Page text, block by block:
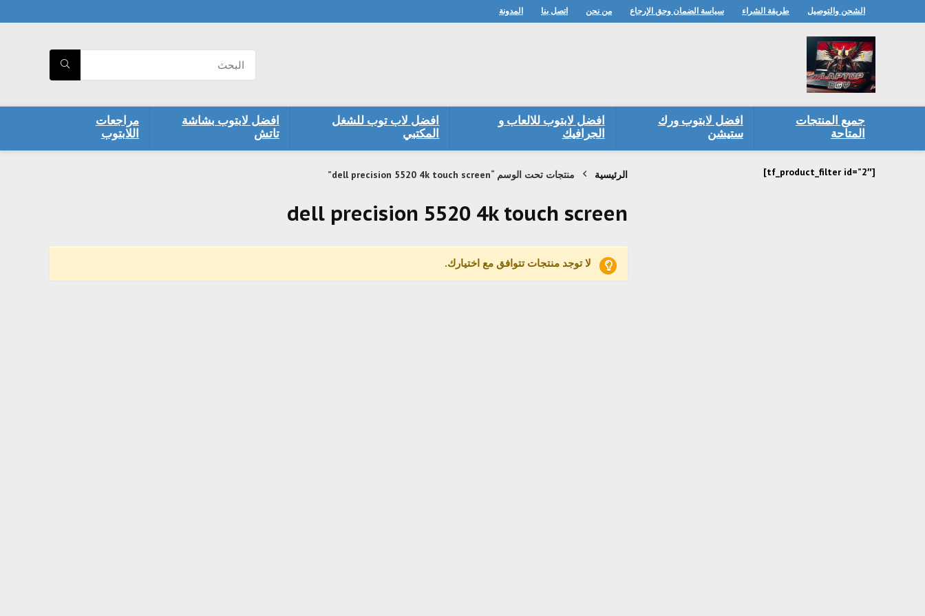
الشحن والتوصيل طريقة الشراء سياسة الضمان وحق الإرجاع من نحن اتصل بنا المدونة
جميع المنتجات
المتاحة
افضل لابتوب ورك
ستيشن
افضل لابتوب للالعاب و
الجرافيك
افضل لاب توب للشغل
المكتبي
افضل لابتوب بشاشة
تاتش
مراجعات
اللابتوب
الرئيسية منتجات تحت الوسم “dell precision 5520 4k touch screen”
dell precision 5520 4k touch screen
لا توجد منتجات تتوافق مع اختيارك.
[tf_product_filter id=”2″]